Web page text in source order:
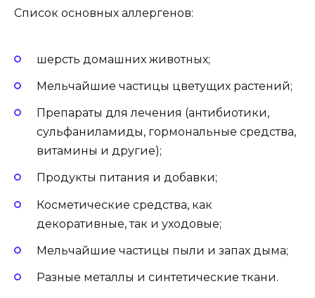
Список основных аллергенов:
шерсть домашних животных;
Мельчайшие частицы цветущих растений;
Препараты для лечения (антибиотики,
сульфаниламиды, гормональные средства,
витамины и другие);
Продукты питания и добавки;
Косметические средства, как
декоративные, так и уходовые;
Мельчайшие частицы пыли и запах дыма;
Разные металлы и синтетические ткани.